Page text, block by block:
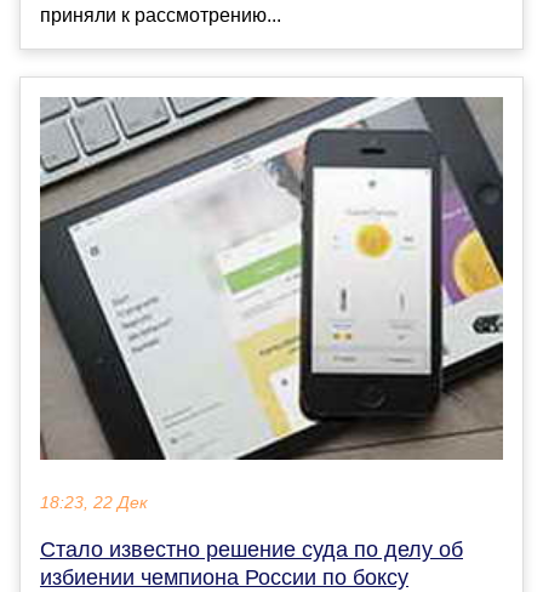
приняли к рассмотрению...
18:23, 22 Дек
Стало известно решение суда по делу об
избиении чемпиона России по боксу